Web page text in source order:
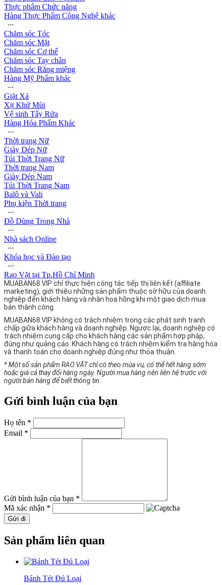
Thực phẩm Chức năng
Hàng Thực Phẩm Công Nghệ khác
∙∙∙
Chăm sóc Tóc
Chăm sóc Mặt
Chăm sóc Cơ thể
Chăm sóc Tay chân
Chăm sóc Răng miệng
Hàng Mỹ Phẩm khác
∙∙∙
Giặt Xả
Xịt Khử Mùi
Vệ sinh Tẩy Rửa
Hàng Hóa Phẩm Khác
∙∙∙
Thời trang Nữ
Giày Dép Nữ
Túi Thời Trang Nữ
Thời trang Nam
Giày Dép Nam
Túi Thời Trang Nam
Balô và Vali
Phụ kiện Thời trang
∙∙∙
Đồ Dùng Trong Nhà
∙∙∙
Nhà sách Online
∙∙∙
Khóa học và Đào tạo
∙∙∙
Rao Vặt tại Tp.Hồ Chí Minh
MUABAN68.VIP chỉ thực hiện công tác tiếp thị liên kết (affiliate
marketing), giới thiệu những sản phẩm thuộc sở hữu của doanh
nghiệp đến khách hàng và nhận hoa hồng khi một giao dịch mua
bán thành công.
MUABAN68.VIP không có trách nhiệm trong các phát sinh tranh
chấp giữa khách hàng và doanh nghiệp. Ngược lại, doanh nghiệp có
trách nhiệm cung cấp cho khách hàng các sản phẩm hợp pháp,
đúng như quảng cáo. Khách hàng có trách nhiệm kiểm tra hàng hóa
và thanh toán cho doanh nghiệp đúng như thỏa thuận.
* Một số sản phẩm RAO VẶT chỉ có theo mùa vụ, có thể hết hàng sớm
hoặc giá cả thay đổi hàng ngày. Người mua hàng nên liên hệ trước với
người bán hàng để biết thông tin.
Gửi bình luận của bạn
Họ tên *
Email *
Gửi bình luận của bạn *
Mã xác nhận *
Gửi đi
Sản phẩm liên quan
Bánh Tét Đủ Loại